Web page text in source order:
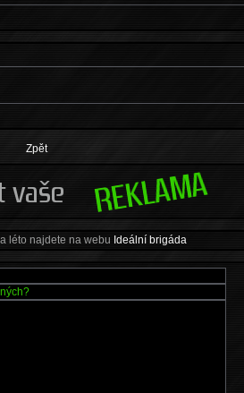
Zpět
léto najdete na webu Ideální brigáda